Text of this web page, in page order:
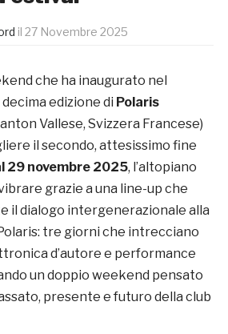
il 27 Novembre 2025
che ha inaugurato nel
edizione di Polaris
Vallese, Svizzera Francese)
il secondo, attesissimo fine
29 novembre 2025, l’altopiano
grazie a una line-up che
il dialogo intergenerazionale alla
tre giorni che intrecciano
d’autore e performance
un doppio weekend pensato
presente e futuro della club